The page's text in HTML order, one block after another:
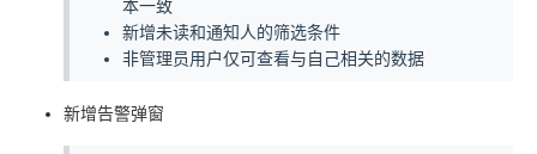
本一致
新增未读和通知人的筛选条件
非管理员用户仅可查看与自己相关的数据
新增告警弹窗